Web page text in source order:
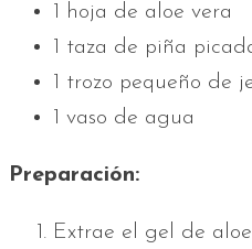
1 hoja de aloe vera
1 taza de piña
1 trozo pequeño de
1 vaso de agua
Preparación:
Extrae el gel de